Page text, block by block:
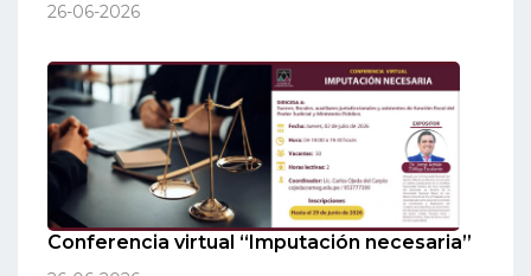
26-06-2026
Conferencia virtual “Imputación necesaria”